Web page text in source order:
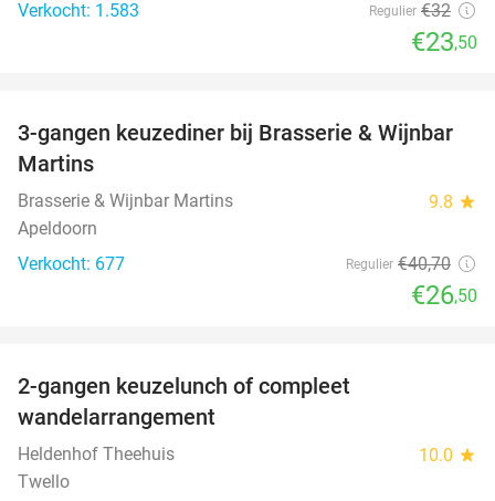
Verkocht: 1.583 Regulier €32
€23,50
35%
3-gangen keuzediner bij Brasserie & Wijnbar
Martins
Brasserie & Wijnbar Martins 9.8 star
Apeldoorn
Verkocht: 677
Regulier €40,70
€26,50
2-gangen keuzelunch of compleet
wandelarrangement
Heldenhof Theehuis 10.0 star
Twello